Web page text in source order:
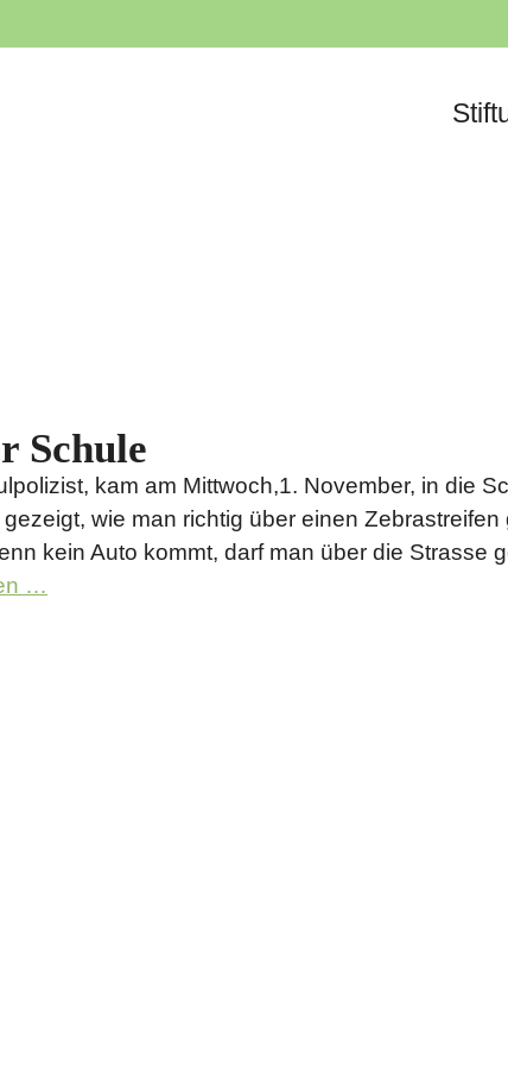
Schule
kam am Mittwoch,1. November, in die
wie man richtig über einen
kein Auto kommt, darf man über die Strasse
…